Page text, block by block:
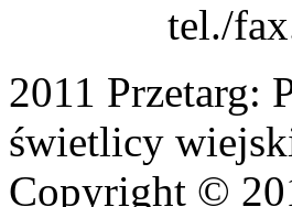
tel./
2011 Przetarg:
świetlicy
Copyright ©